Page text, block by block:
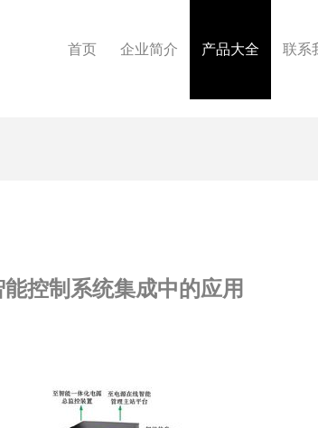
首页 企业简介 产品大全 联系
控制系统集成中的应用